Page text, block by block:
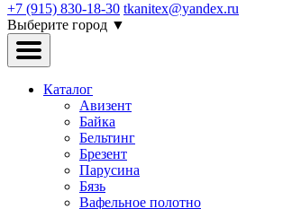
+7 (915) 830-18-30 tkanitex@yandex.ru
Выберите город ▼
Каталог
Авизент
Байка
Бельтинг
Брезент
Парусина
Бязь
Вафельное полотно